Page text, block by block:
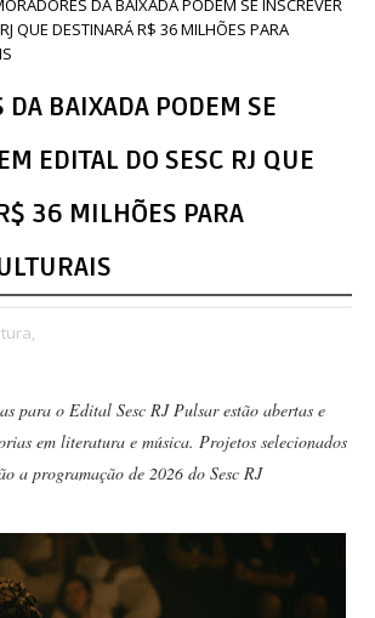
DA BAIXADA PODEM SE INSCREVER
QUE DESTINARÁ R$ 36 MILHÕES PARA
DA BAIXADA PODEM SE
EDITAL DO SESC RJ QUE
36 MILHÕES PARA
para o Edital Sesc RJ Pulsar estão abertas e
em literatura e música. Projetos selecionados
a programação de 2026 do Sesc RJ